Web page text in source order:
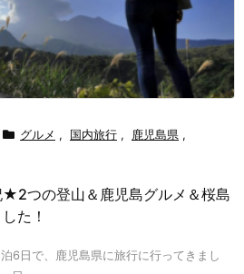
グルメ , 国内旅行 , 鹿児島県 ,
★2つの登山＆鹿児島グルメ＆桜島
た！
6日で、鹿児島県に旅行に行ってきまし